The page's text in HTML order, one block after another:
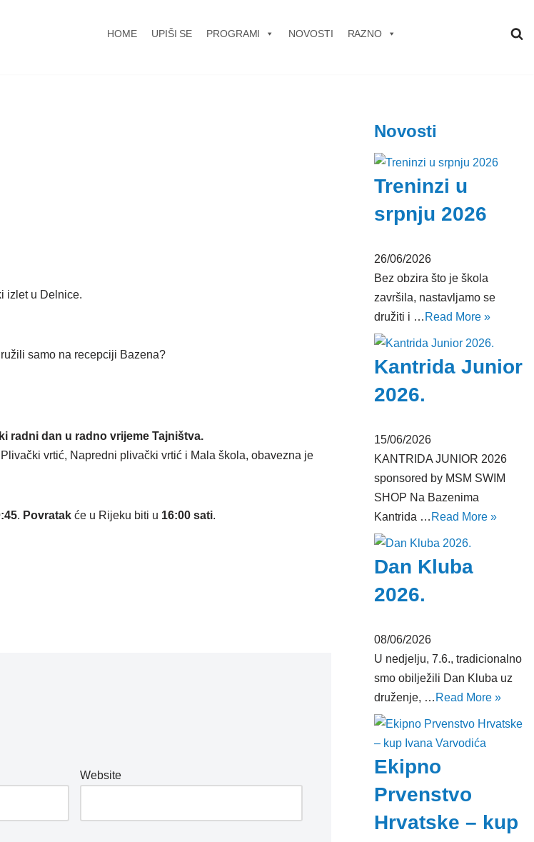
HOME UPIŠI SE PROGRAMI NOVOSTI RAZNO
izlet u Delnice.
samo na recepciji Bazena?
radni dan u radno vrijeme Tajništva.
vrtić, Napredni plivački vrtić i Mala škola, obavezna je
. Povratak će u Rijeku biti u 16:00 sati.
Website
Novosti
Treninzi u
srpnju 2026
26/06/2026
Bez obzira što je škola
završila, nastavljamo se
družiti i … Read More »
Kantrida Junior
2026.
15/06/2026
KANTRIDA JUNIOR 2026
sponsored by MSM SWIM
SHOP Na Bazenima
Kantrida … Read More »
Dan Kluba
2026.
08/06/2026
U nedjelju, 7.6., tradicionalno
smo obilježili Dan Kluba uz
druženje, … Read More »
Ekipno
Prvenstvo
Hrvatske – kup